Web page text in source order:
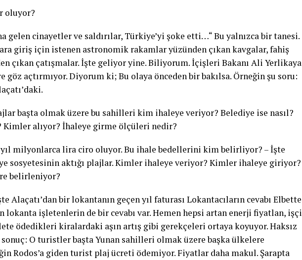
oluyor?
gelen cinayetler ve saldırılar, Türkiye’yi şoke etti…“ Bu yalnızca bir tanesi.
giriş için istenen astronomik rakamlar yüzünden çıkan kavgalar, fahiş
çıkan çatışmalar. İşte geliyor yine. Biliyorum. İçişleri Bakanı Ali Yerlikaya
göz açtırmıyor. Diyorum ki; Bu olaya önceden bir bakılsa. Örneğin şu soru:
başta olmak üzere bu sahilleri kim ihaleye veriyor? Belediye ise nasıl?
Kimler alıyor? İhaleye girme ölçüleri nedir?
milyonlarca lira ciro oluyor. Bu ihale bedellerini kim belirliyor? – İşte
sosyetesinin aktığı plajlar. Kimler ihaleye veriyor? Kimler ihaleye giriyor?
belirleniyor?
Alaçatı’dan bir lokantanın geçen yıl faturası Lokantacıların cevabı Elbette
lokanta işletenlerin de bir cevabı var. Hemen hepsi artan enerji fiyatlan, işçi
ödedikleri kiralardaki aşın artış gibi gerekçeleri ortaya koyuyor. Haksız
O turistler başta Yunan sahilleri olmak üzere başka ülkelere
Rodos’a giden turist plaj ücreti ödemiyor. Fiyatlar daha makul. Şarapta